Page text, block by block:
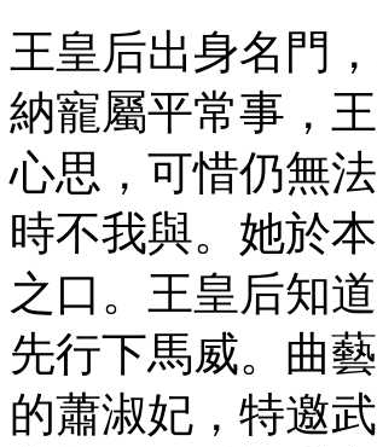
王皇后出身名門
納寵屬平常事，
心思，可惜仍無
時不我與。她於
之口。王皇后知
先行下馬威。曲
的蕭淑妃，特邀